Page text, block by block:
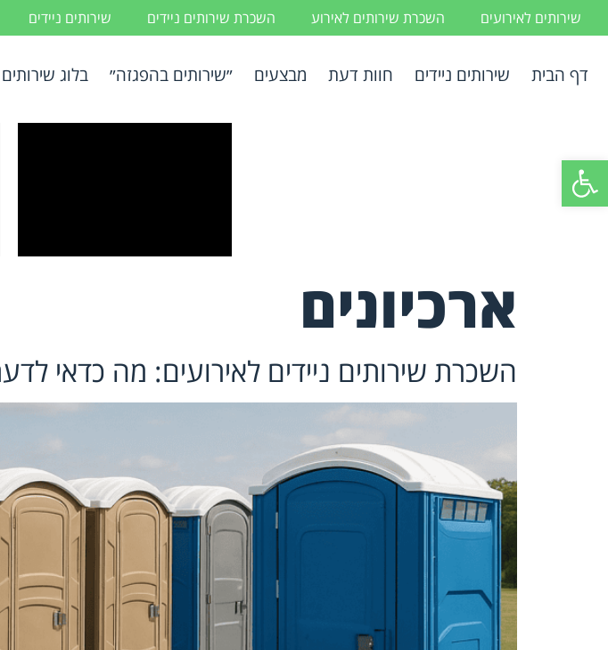
פתח סרגל נגישות
שירותים לאירועים השכרת שירותים לאירוע השכרת שירותים ניידים שירותים ניידים
דף הבית שירותים ניידים חוות דעת מבצעים ״שירותים בהפגזה״ בלוג
ארכיונים
השכרת שירותים ניידים לאירועים: מה כדאי